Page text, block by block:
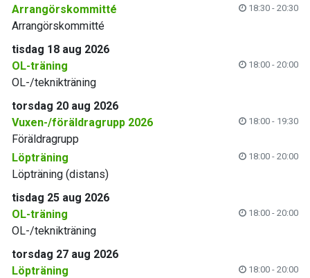
Arrangörskommitté
18:30 - 20:30
Arrangörskommitté
tisdag 18 aug 2026
OL-träning
18:00 - 20:00
OL-/teknikträning
torsdag 20 aug 2026
Vuxen-/föräldragrupp 2026
18:00 - 19:30
Föräldragrupp
Löpträning
18:00 - 20:00
Löpträning (distans)
tisdag 25 aug 2026
OL-träning
18:00 - 20:00
OL-/teknikträning
torsdag 27 aug 2026
Löpträning
18:00 - 20:00